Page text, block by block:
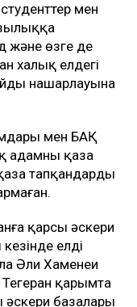
мен
және өзге де
халық елдегі
нашарлауына
мен БАҚ
адамның қаза
тапқандардың
қарсы әскери
елді
Әли Хаменеи
қарымта
базалары